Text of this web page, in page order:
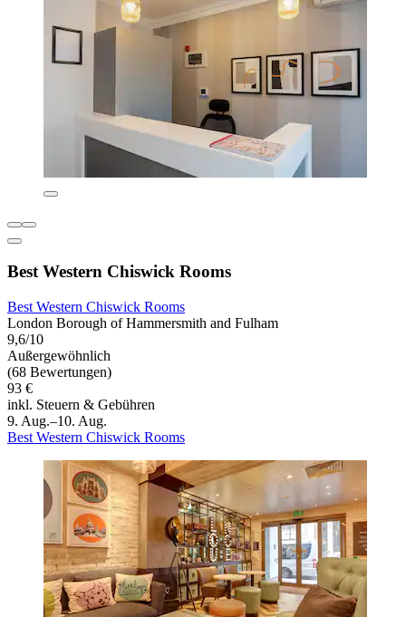
Best Western Chiswick Rooms
Best Western Chiswick Rooms
London Borough of Hammersmith and Fulham
9,6/10
Außergewöhnlich
(68 Bewertungen)
93 €
inkl. Steuern & Gebühren
9. Aug.–10. Aug.
Best Western Chiswick Rooms